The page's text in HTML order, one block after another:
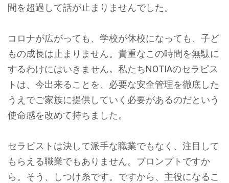
間を超過して話が止まりませんでした。
コロナが広がっても、学校が休校になっても、子ど
もの成長は止まりません。貴重なこの時間を無駄に
するわけにはいきません。私たちNOTIAのセラピス
トは、今出来ることを、必要な安全管理を徹底した
うえでご家族に提供していく必要があるのだという
使命感を改めて持ちました。
セラピストは決して派手な職業でもなく、注目して
もらえる職業でもありません。プロンプトですか
ら。そう、しつけ糸です。ですから、主役になるこ